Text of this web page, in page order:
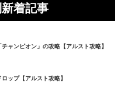
着記事
ャンピオン」の攻略【アルスト攻略】
ップ【アルスト攻略】